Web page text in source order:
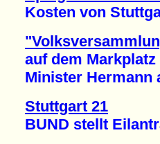
Kosten von
auf dem Markplatz
Minister Hermann
Stuttgart 21
BUND stellt